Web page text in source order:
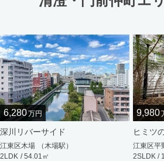
6,280万円
深川リバーサイド
江東区木場 （木場駅）
2LDK / 54.01㎡
9,980
ヒミツ
江東区平
2SLDK /